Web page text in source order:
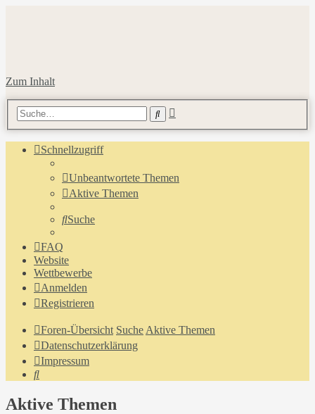
Zum Inhalt
Suche
Schnellzugriff
Unbeantwortete Themen
Aktive Themen
Suche
FAQ
Website
Wettbewerbe
Anmelden
Registrieren
Foren-Übersicht Suche Aktive Themen
Datenschutzerklärung
Impressum
Suche
Aktive Themen